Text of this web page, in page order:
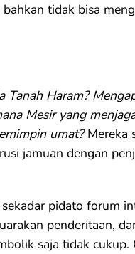
tidak bisa
Haram?
Mesir yang
umat?Mereka
jamuan dengan
pidato forum
penderitaan,
saja tidak cukup.